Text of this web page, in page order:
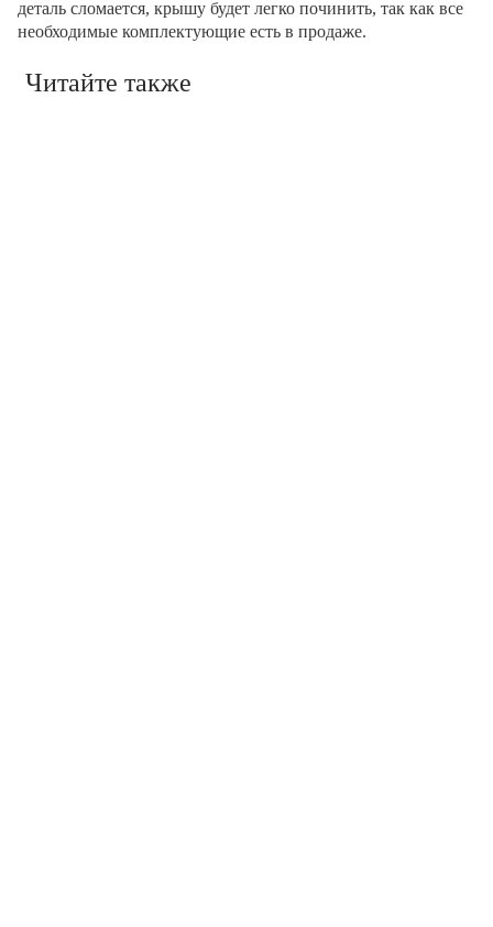
деталь сломается, крышу будет легко починить, так как все
необходимые комплектующие есть в продаже.
Читайте также